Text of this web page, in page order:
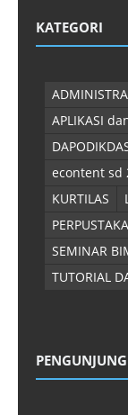
KATEGORI
APLIKASI
econtent sd
KURTILAS
SEMINAR
TUTORIAL
PENGUNJUNG